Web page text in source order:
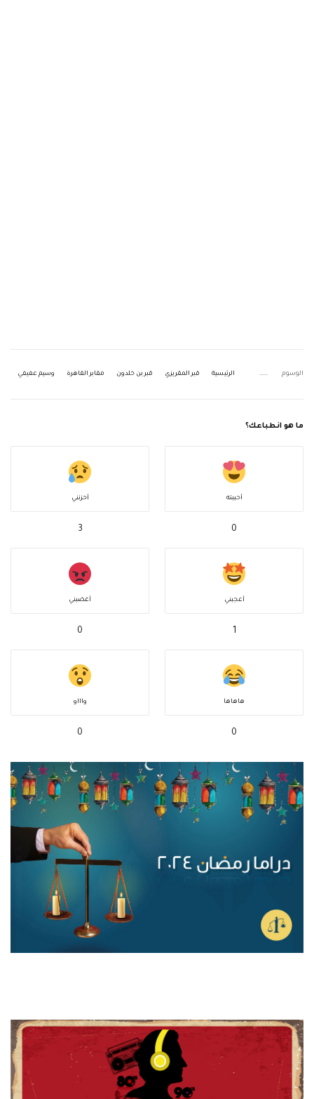
الوسوم الرئيسية قبر المقريزي قبر بن خلدون مقابر القاهرة وسيم عفيفي
ما هو انطباعك؟
أحببته
0
أحزنني
3
أعجبني
1
أغضبني
0
هاهاها
0
واااو
0